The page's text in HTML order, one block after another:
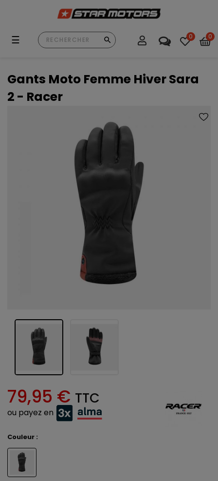
Basculer
☰ 0 0
Gants Moto Femme Hiver Sara
2 - Racer
79,95 € TTC
ou payez en
Couleur :